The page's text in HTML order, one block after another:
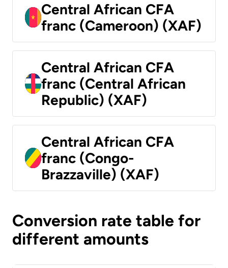
Central African CFA
franc (Cameroon) (XAF)
Central African CFA
franc (Central African
Republic) (XAF)
Central African CFA
franc (Congo-
Brazzaville) (XAF)
Conversion rate table for
different amounts